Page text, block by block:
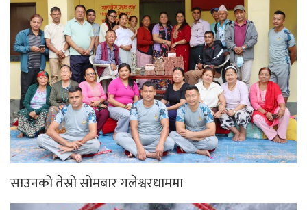
साउनको तेस्रो सोमबार गलेश्वरधाममा